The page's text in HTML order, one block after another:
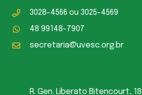
3028-4566 ou 3025-4569
48 99148-7907
secretaria@uvesc.org.br
R. Gen. Liberato Bitencourt,